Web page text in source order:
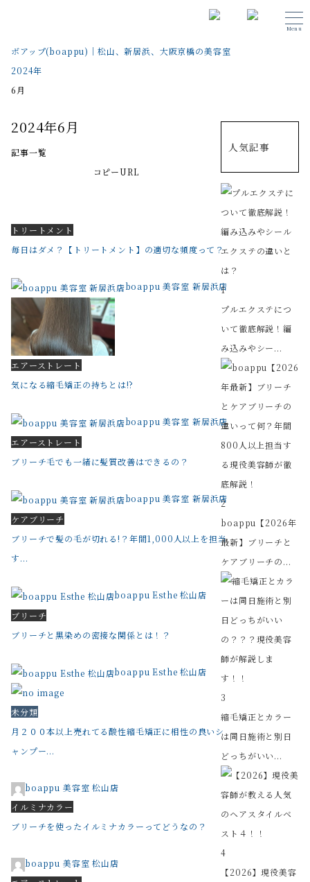
Menu
ボアップ(boappu)｜松山、新居浜、大阪京橋の美容室
2024年
6月
2024年6月
記事一覧
コピーURL
トリートメント
毎日はダメ？【トリートメント】の適切な頻度って？
boappu 美容室 新居浜店
エアーストレート
気になる縮毛矯正の持ちとは!?
boappu 美容室 新居浜店
エアーストレート
ブリーチ毛でも一緒に髪質改善はできるの？
boappu 美容室 新居浜店
ケアブリーチ
ブリーチで髪の毛が切れる!？年間1,000人以上を担当
す...
boappu Esthe 松山店
ブリーチ
ブリーチと黒染めの密接な関係とは！？
boappu Esthe 松山店
未分類
月２００本以上売れてる酸性縮毛矯正に相性の良いシ
ャンプー...
boappu 美容室 松山店
イルミナカラー
ブリーチを使ったイルミナカラーってどうなの？
boappu 美容室 松山店
人気記事
1
プルエクステにつ
いて徹底解説！編
み込みやシー...
2
boappu【2026年
最新】ブリーチと
ケアブリーチの...
3
縮毛矯正とカラー
は同日施術と別日
どっちがいい...
4
【2026】現役美容